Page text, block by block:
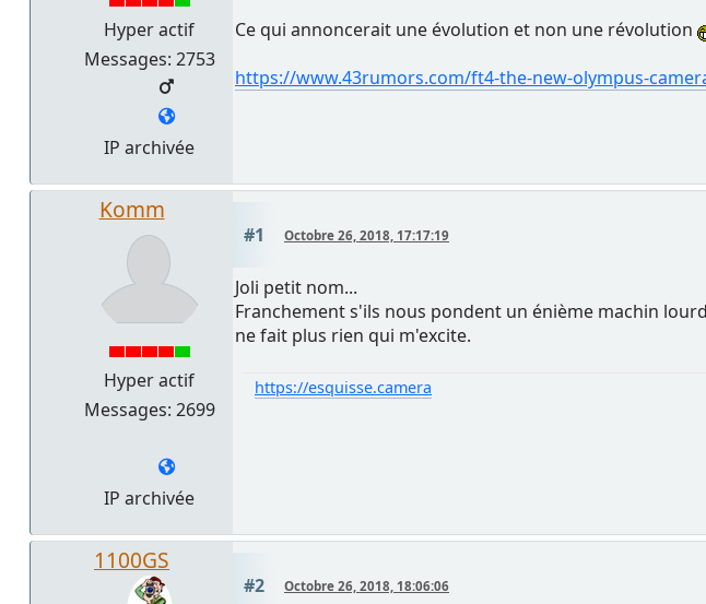
Hyper actif
Messages: 2753
IP archivée
Ce qui annoncerait une évolution et non une révolution
https://www.43rumors.com/ft4-the-new-olympus-
Komm
Hyper actif
Messages: 2699
IP archivée
#1 Octobre 26, 2018, 17:17:19
Joli petit nom...
Franchement s'ils nous pondent un énième machin
ne fait plus rien qui m'excite.
https://esquisse.camera
1100GS
#2 Octobre 26, 2018, 18:06:06